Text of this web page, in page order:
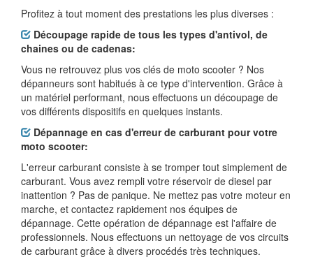
Profitez à tout moment des prestations les plus diverses :
Découpage rapide de tous les types d'antivol, de
chaines ou de cadenas:
Vous ne retrouvez plus vos clés de moto scooter ? Nos
dépanneurs sont habitués à ce type d'intervention. Grâce à
un matériel performant, nous effectuons un découpage de
vos différents dispositifs en quelques instants.
Dépannage en cas d'erreur de carburant pour votre
moto scooter:
L'erreur carburant consiste à se tromper tout simplement de
carburant. Vous avez rempli votre réservoir de diesel par
inattention ? Pas de panique. Ne mettez pas votre moteur en
marche, et contactez rapidement nos équipes de
dépannage. Cette opération de dépannage est l'affaire de
professionnels. Nous effectuons un nettoyage de vos circuits
de carburant grâce à divers procédés très techniques.